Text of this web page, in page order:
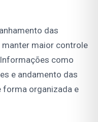
das
manter maior controle
como
e andamento das
forma organizada e